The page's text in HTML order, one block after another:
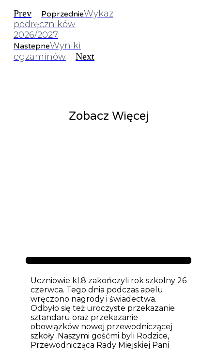
Prev PoprzednieWykaz
podręczników
2026/2027
NastepneWyniki
egzaminów
Next
Zobacz Więcej
Aktualności
Uczniowie kl.8 zakończyli rok szkolny 26
czerwca. Tego dnia podczas apelu
wręczono nagrody i świadectwa.
Odbyło się też uroczyste przekazanie
sztandaru oraz przekazanie
obowiązków nowej przewodniczącej
szkoły .Naszymi gośćmi byli Rodzice,
Przewodnicząca Rady Miejskiej Pani